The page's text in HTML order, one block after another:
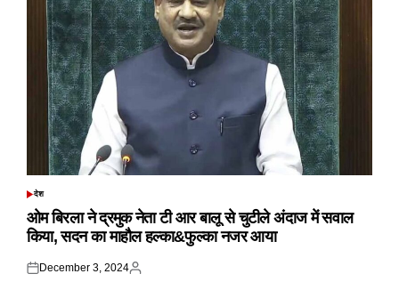
POSTED
देश
ओम बिरला ने द्रमुक नेता टी आर बालू से चुटीले अंदाज में सवाल
किया, सदन का माहौल हल्का&फुल्का नजर आया
Posted
December 3, 2024
Posted